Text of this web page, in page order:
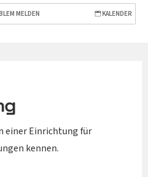
MELDEN KALENDER
einer Einrichtung für
kennen.